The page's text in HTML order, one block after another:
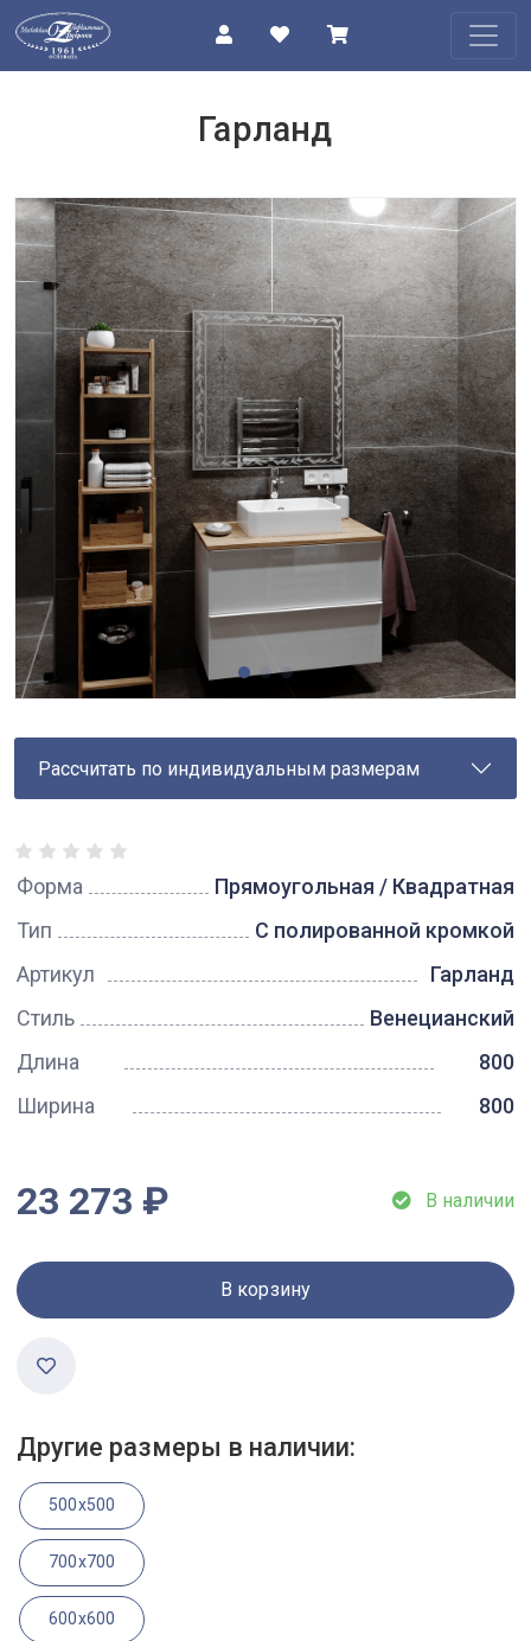
ПРОЕКТЫ
КОНТАКТЫ
Гарланд
Рассчитать по индивидуальным размерам
Форма
Прямоугольная / Квадратная
Тип
С полированной кромкой
Артикул
Гарланд
Стиль
Венецианский
Длина
800
Ширина
800
23 273 ₽ В наличии
В корзину
Другие размеры в наличии:
500x500
700x700
600x600